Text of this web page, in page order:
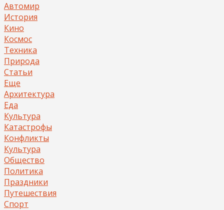
Автомир
История
Кино
Космос
Техника
Природа
Статьи
Еще
Архитектура
Еда
Культура
Катастрофы
Конфликты
Культура
Общество
Политика
Праздники
Путешествия
Спорт